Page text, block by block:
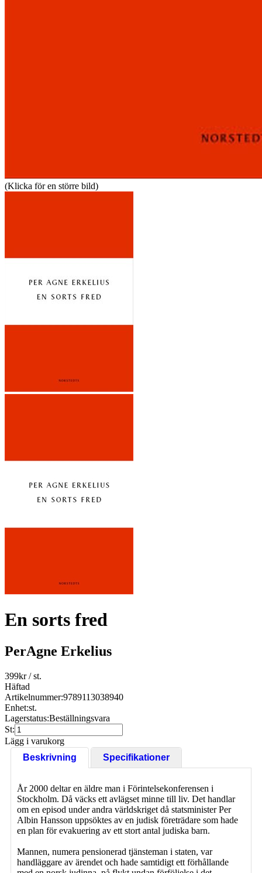
(Klicka för en större bild)
En sorts fred
PerAgne Erkelius
399kr/ st.
Häftad
Artikelnummer:9789113038940
Enhet:st.
Lagerstatus:Beställningsvara
St:
Lägg i varukorg
Beskrivning
Specifikationer
År 2000 deltar en äldre man i Förintelsekonferensen i
Stockholm. Då väcks ett avlägset minne till liv. Det handlar
om en episod under andra världskriget då statsminister Per
Albin Hansson uppsöktes av en judisk företrädare som hade
en plan för evakuering av ett stort antal judiska barn.
Mannen, numera pensionerad tjänsteman i staten, var
handläggare av ärendet och hade samtidigt ett förhållande